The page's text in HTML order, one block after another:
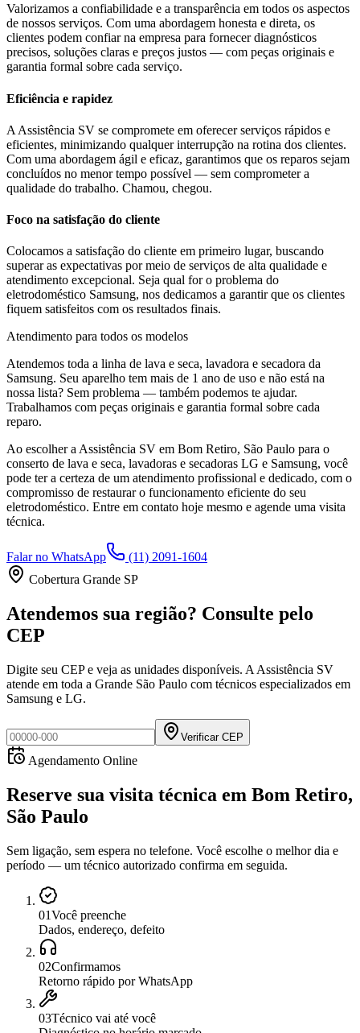
Valorizamos a confiabilidade e a transparência em todos os aspectos
de nossos serviços. Com uma abordagem honesta e direta, os
clientes podem confiar na empresa para fornecer diagnósticos
precisos, soluções claras e preços justos — com peças originais e
garantia formal sobre cada serviço.
Eficiência e rapidez
A Assistência SV se compromete em oferecer serviços rápidos e
eficientes, minimizando qualquer interrupção na rotina dos clientes.
Com uma abordagem ágil e eficaz, garantimos que os reparos sejam
concluídos no menor tempo possível — sem comprometer a
qualidade do trabalho. Chamou, chegou.
Foco na satisfação do cliente
Colocamos a satisfação do cliente em primeiro lugar, buscando
superar as expectativas por meio de serviços de alta qualidade e
atendimento excepcional. Seja qual for o problema do
eletrodoméstico Samsung, nos dedicamos a garantir que os clientes
fiquem satisfeitos com os resultados finais.
Atendimento para todos os modelos
Atendemos toda a linha de lava e seca, lavadora e secadora da
Samsung. Seu aparelho tem mais de 1 ano de uso e não está na
nossa lista? Sem problema — também podemos te ajudar.
Trabalhamos com peças originais e garantia formal sobre cada
reparo.
Ao escolher a Assistência SV em Bom Retiro, São Paulo para o
conserto de lava e seca, lavadoras e secadoras LG e Samsung, você
pode ter a certeza de um atendimento profissional e dedicado, com o
compromisso de restaurar o funcionamento eficiente do seu
eletrodoméstico. Entre em contato hoje mesmo e agende uma visita
técnica.
Falar no WhatsApp
(11) 2091-1604
Cobertura Grande SP
Atendemos sua região? Consulte pelo
CEP
Digite seu CEP e veja as unidades disponíveis. A Assistência SV
atende em toda a Grande São Paulo com técnicos especializados em
Samsung e LG.
Verificar CEP
Agendamento Online
Reserve sua visita técnica em Bom Retiro,
São Paulo
Sem ligação, sem espera no telefone. Você escolhe o melhor dia e
período — um técnico autorizado confirma em seguida.
01Você preenche
Dados, endereço, defeito
02Confirmamos
Retorno rápido por WhatsApp
03Técnico vai até você